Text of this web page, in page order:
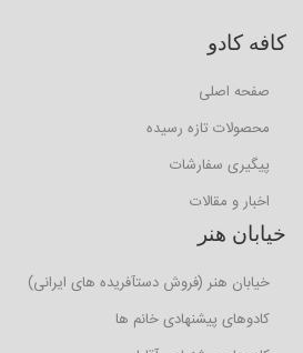
کافه کادو
صفحه اصلی
محصولات تازه رسیده
پیگیری سفارشات
اخبار و مقالات
خیابان هنر
خیابان هنر (فروش دستآفریده های ایرانی)
کادوهای پیشنهادی خانم ها